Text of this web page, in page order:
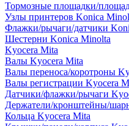
Тормозные площадки/
Узлы принтеров Konica
Флажки/рычаги/датчики
Шестерни Konica Minolta
Kyocera Mita
Валы Kyocera Mita
Валы переноса/коротроны
Валы регистрации Kyocera
Датчики/флажки/рычаги
Держатели/кронштейны/
Кольца Kyocera Mita